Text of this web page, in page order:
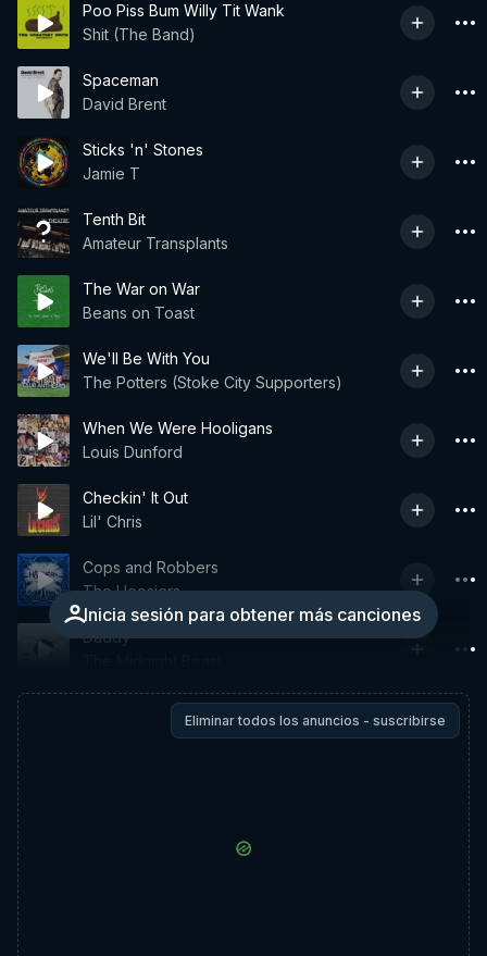
Poo Piss Bum Willy Tit Wank
Shit (The Band)
Spaceman
David Brent
Sticks 'n' Stones
Jamie T
Tenth Bit
Amateur Transplants
The War on War
Beans on Toast
We'll Be With You
The Potters (Stoke City Supporters)
When We Were Hooligans
Louis Dunford
Checkin' It Out
Lil' Chris
Inicia sesión para obtener más canciones
Cops and Robbers
The Hoosiers
Daddy
Eliminar todos los anuncios - suscribirse